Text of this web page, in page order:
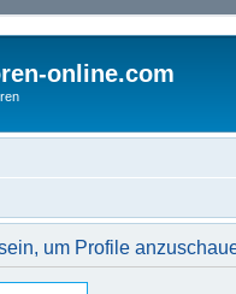
online.com
um Profile